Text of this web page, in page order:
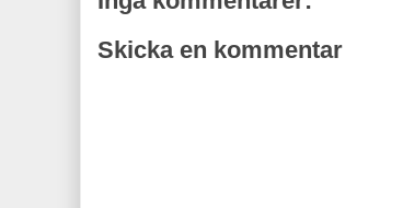
Skicka en kommentar